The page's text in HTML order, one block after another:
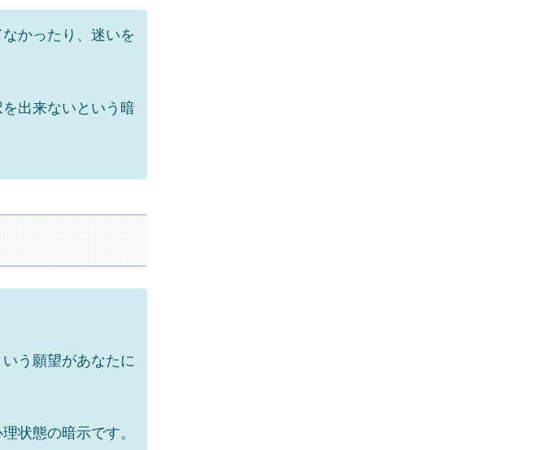
かったり、迷いを
出来ないという暗
う願望があなたに
状態の暗示です。